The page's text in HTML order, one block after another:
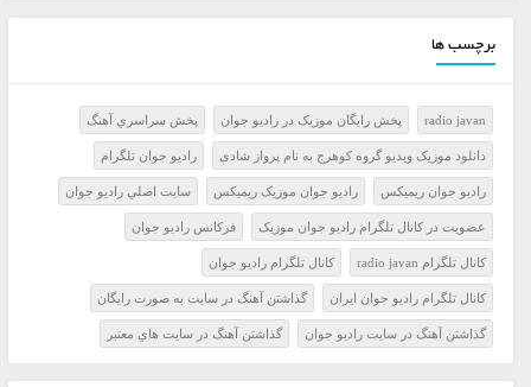
برچسب ها
radio javan پخش رايگان موزيک در راديو جوان پخش سراسري آهنگ
دانلود موزیک ویدیو گروه کوهرج به نام پرواز شادی راديو جوان تلگرام
راديو جوان ريميکس راديو جوان موزيک ريميکس سايت اصلي راديو جوان
عضويت در کانال تلگرام راديو جوان موزيک فرکانس راديو جوان
کانال تلگرام radio javan کانال تلگرام راديو جوان
کانال تلگرام راديو جوان ايران گذاشتن آهنگ در سايت به صورت رايگان
گذاشتن آهنگ در سايت راديو جوان گذاشتن آهنگ در سايت هاي معتبر